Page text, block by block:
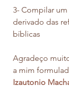
3- Compilar
derivado das
bíblicas
Agradeço
a mim
Izautonio